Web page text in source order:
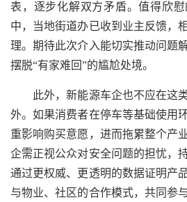
表，逐步化解双方矛盾。值得欣
中，当地街道办已收到业主反馈，
理。期待此次介入能切实推动问题
摆脱“有家难回”的尴尬处境。
此外，新能源车企也不应在这
外。如果消费者在停车等基础使用
重影响购买意愿，进而拖累整个产
企需正视公众对安全问题的担忧，
通过更权威、更透明的数据证明产
与物业、社区的合作模式，共同参